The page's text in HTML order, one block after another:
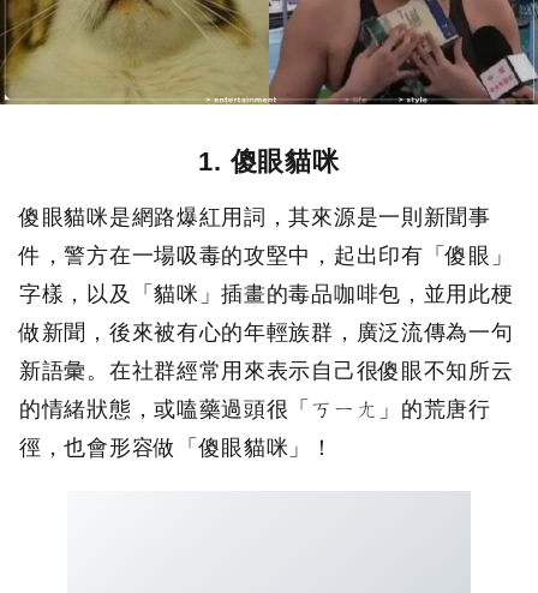
1. 傻眼貓咪
傻眼貓咪是網路爆紅用詞，其來源是一則新聞事
件，警方在一場吸毒的攻堅中，起出印有「傻眼」
字樣，以及「貓咪」插畫的毒品咖啡包，並用此梗
做新聞，後來被有心的年輕族群，廣泛流傳為一句
新語彙。在社群經常用來表示自己很傻眼不知所云
的情緒狀態，或嗑藥過頭很「ㄎㄧㄤ」的荒唐行
徑，也會形容做「傻眼貓咪」！